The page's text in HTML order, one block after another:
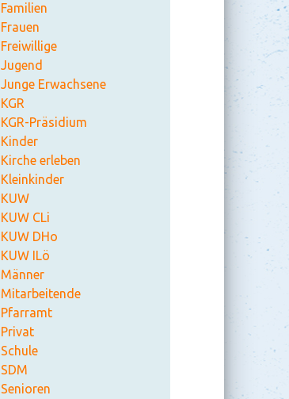
Familien
Frauen
Freiwillige
Jugend
Junge Erwachsene
KGR
KGR-Präsidium
Kinder
Kirche erleben
Kleinkinder
KUW
KUW CLi
KUW DHo
KUW ILö
Männer
Mitarbeitende
Pfarramt
Privat
Schule
SDM
Senioren